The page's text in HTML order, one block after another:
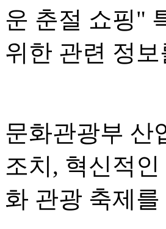
운 춘절 쇼핑"
위한 관련 정
문화관광부 산
조치, 혁신적
화 관광 축제